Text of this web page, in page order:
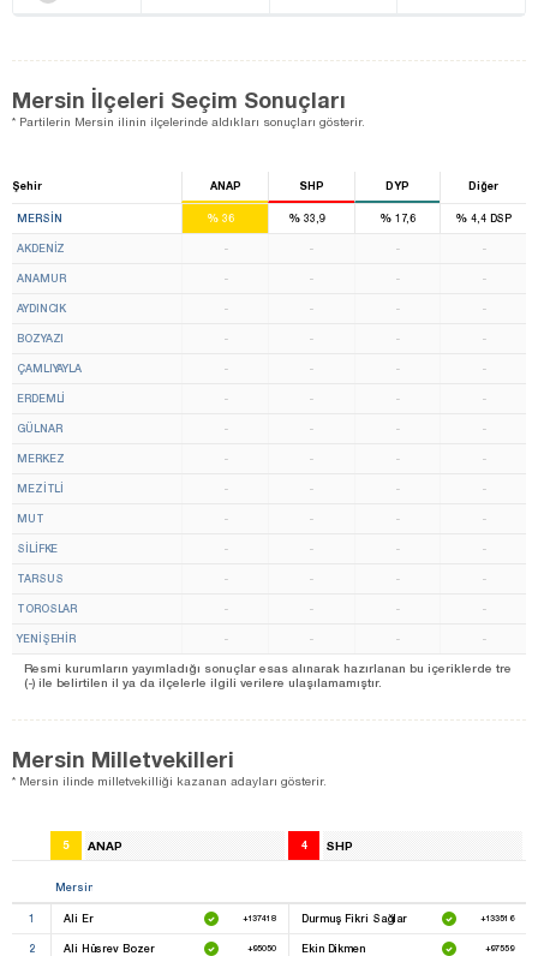
Mersin İlçeleri Seçim Sonuçları
* Partilerin Mersin ilinin ilçelerinde aldıkları sonuçları gösterir.
Şehir ANAP SHP DYP Diğer
MERSIN % 36
5
% 33,9
4
%17,6 % 4,4 DSP
AKDENIZ - - - -
ANAMUR - - - -
AYDINCIK - - - -
BOZYAZI - - - -
ÇAMLIYAYLA - - - -
ERDEMLİ - - - -
GÜLNAR - - - -
MERKEZ - - - -
MEZİTLİ - - - -
MUT - - - -
SİLİFKE - - - -
TARSUS - - - -
TOROSLAR - - - -
YENİŞEHİR - - - -
Resmi kurumların yayımladığı sonuçlar esas alınarak hazırlanan bu içeriklerde tre
(-) ile belirtilen il ya da ilçelerle ilgili verilere ulaşılamamıştır.
Mersin Milletvekilleri
* Mersin ilinde milletvekilliği kazanan adayları gösterir.
5 ANAP 4 SHP
Mersin
1 Ali Er +137418 Durmuş Fikri Sağlar +133516
2 Ali Hüsrev Bozer +95050 Ekin Dikmen +97559